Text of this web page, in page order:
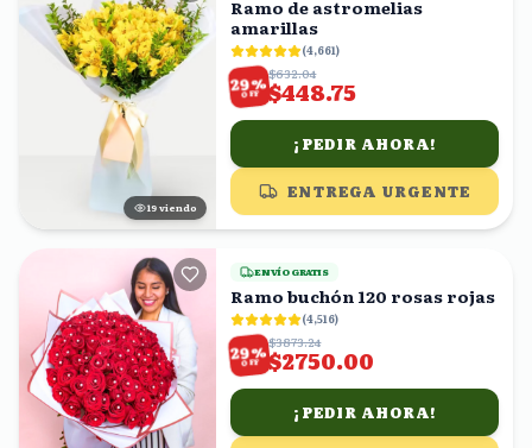
18 viendo
Ramo de astromelias
amarillas
(4,661)
29%
OFF
$632.04
$448.75
¡PEDIR AHORA!
ENTREGA URGENTE
ENVÍO GRATIS
Ramo buchón 120 rosas rojas
(4,516)
29%
OFF
$3873.24
$2750.00
¡PEDIR AHORA!